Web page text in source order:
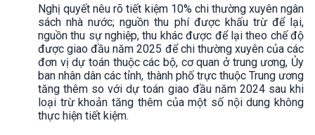
Nghị quyết nêu rõ tiết kiệm 10% chi thường xuyên ngân
sách nhà nước; nguồn thu phí được khấu trừ để lại,
nguồn thu sự nghiệp, thu khác được để lại theo chế độ
được giao đầu năm 2025 để chi thường xuyên của các
đơn vị dự toán thuộc các bộ, cơ quan ở trung ương, Ủy
ban nhân dân các tỉnh, thành phố trực thuộc Trung ương
tăng thêm so với dự toán giao đầu năm 2024 sau khi
loại trừ khoản tăng thêm của một số nội dung không
thực hiện tiết kiệm.